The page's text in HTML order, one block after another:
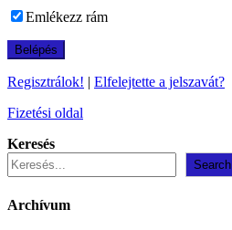
Emlékezz rám
Regisztrálok! | Elfelejtette a jelszavát?
Fizetési oldal
Keresés
Search
Archívum